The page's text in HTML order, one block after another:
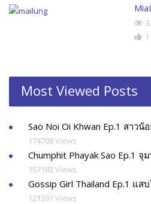
1
Most Viewed Posts
Sao Noi Oi Khwan Ep.1 สาวน้
174708 Views
Chumphit Phayak Sao Ep.1
157182 Views
Gossip Girl Thailand Ep.1 แส
121391 Views